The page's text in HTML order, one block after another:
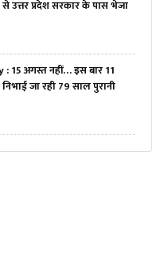
उत्तर प्रदेश सरकार के पास भेजा
अगस्त नहीं… इस बार 11
जा रही 79 साल पुरानी